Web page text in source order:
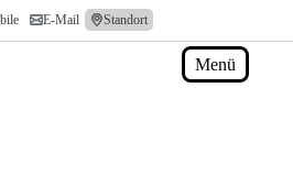
E-Mail Standort
Menü